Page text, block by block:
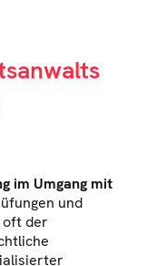
im Umgang mit
und
oft der